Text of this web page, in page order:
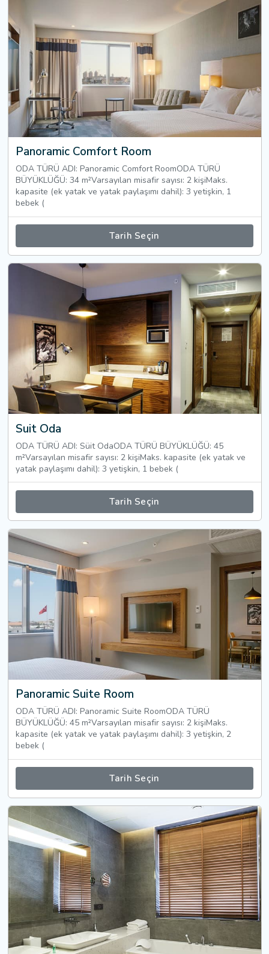
Panoramic Comfort Room
ODA TÜRÜ ADI: Panoramic Comfort RoomODA TÜRÜ
BÜYÜKLÜĞÜ: 34 m²Varsayılan misafir sayısı: 2 kişiMaks.
kapasite (ek yatak ve yatak paylaşımı dahil): 3 yetişkin, 1
bebek (
Tarih Seçin
Suit Oda
ODA TÜRÜ ADI: Süit OdaODA TÜRÜ BÜYÜKLÜĞÜ: 45
m²Varsayılan misafir sayısı: 2 kişiMaks. kapasite (ek yatak ve
yatak paylaşımı dahil): 3 yetişkin, 1 bebek (
Tarih Seçin
Panoramic Suite Room
ODA TÜRÜ ADI: Panoramic Suite RoomODA TÜRÜ
BÜYÜKLÜĞÜ: 45 m²Varsayılan misafir sayısı: 2 kişiMaks.
kapasite (ek yatak ve yatak paylaşımı dahil): 3 yetişkin, 2
bebek (
Tarih Seçin